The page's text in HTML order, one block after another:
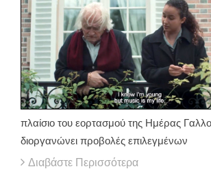
πλαίσιο του εορτασμού της Ημέρας
διοργανώνει προβολές επιλεγμένων
Διαβάστε Περισσότερα